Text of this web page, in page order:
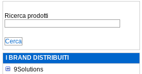
Ricerca prodotti
I BRAND DISTRIBUITI
9Solutions